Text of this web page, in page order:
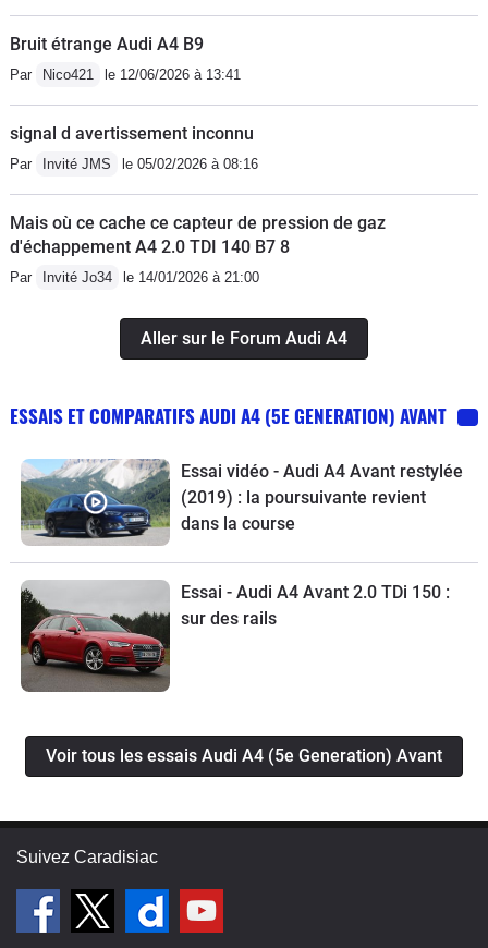
Bruit étrange Audi A4 B9
Par Nico421 le 12/06/2026 à 13:41
signal d avertissement inconnu
Par Invité JMS le 05/02/2026 à 08:16
Mais où ce cache ce capteur de pression de gaz
d'échappement A4 2.0 TDI 140 B7 8
Par Invité Jo34 le 14/01/2026 à 21:00
Aller sur le Forum Audi A4
ESSAIS ET COMPARATIFS AUDI A4 (5E GENERATION) AVANT
Essai vidéo - Audi A4 Avant restylée
(2019) : la poursuivante revient
dans la course
Essai - Audi A4 Avant 2.0 TDi 150 :
sur des rails
Voir tous les essais Audi A4 (5e Generation) Avant
Suivez Caradisiac